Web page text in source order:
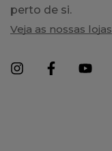
perto de si.
Veja as nossas lojas